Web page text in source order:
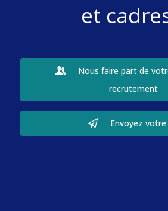
et
Nous faire part de
recrutement
Envoyez votre